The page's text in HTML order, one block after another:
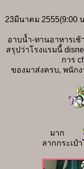
23มีนาคม 2555(9:00
อาบน้ำ-ทานอาหารเช้
สรุปว่าโรงแรมนี้
การ
ของมาส่งครบ, พนัก
มาก
ลากกระเป๋